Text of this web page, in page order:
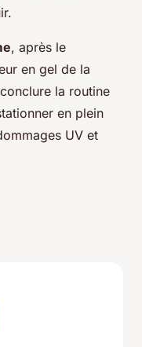
, après le
en gel de la
la routine
en plein
UV et